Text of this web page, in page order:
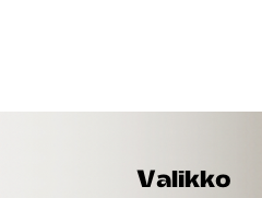
Valikko